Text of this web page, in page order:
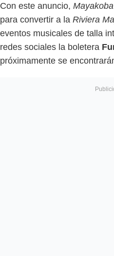
Con este anuncio, Mayakoba
para convertir a la Riviera
eventos musicales de talla
redes sociales la boletera
próximamente se